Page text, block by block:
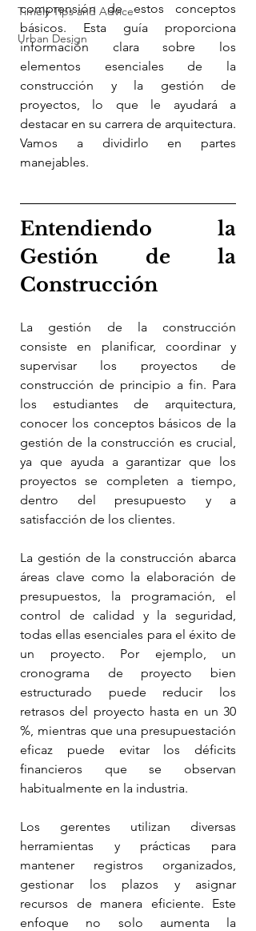
Timely Tips and Advice
Urban Design
comprensión de estos conceptos
básicos. Esta guía proporciona
información clara sobre los
elementos esenciales de la
construcción y la gestión de
proyectos, lo que le ayudará a
destacar en su carrera de arquitectura.
Vamos a dividirlo en partes
manejables.
Entendiendo la
Gestión de la
Construcción
La gestión de la construcción
consiste en planificar, coordinar y
supervisar los proyectos de
construcción de principio a fin. Para
los estudiantes de arquitectura,
conocer los conceptos básicos de la
gestión de la construcción es crucial,
ya que ayuda a garantizar que los
proyectos se completen a tiempo,
dentro del presupuesto y a
satisfacción de los clientes.
La gestión de la construcción abarca
áreas clave como la elaboración de
presupuestos, la programación, el
control de calidad y la seguridad,
todas ellas esenciales para el éxito de
un proyecto. Por ejemplo, un
cronograma de proyecto bien
estructurado puede reducir los
retrasos del proyecto hasta en un 30
%, mientras que una presupuestación
eficaz puede evitar los déficits
financieros que se observan
habitualmente en la industria.
Los gerentes utilizan diversas
herramientas y prácticas para
mantener registros organizados,
gestionar los plazos y asignar
recursos de manera eficiente. Este
enfoque no solo aumenta la